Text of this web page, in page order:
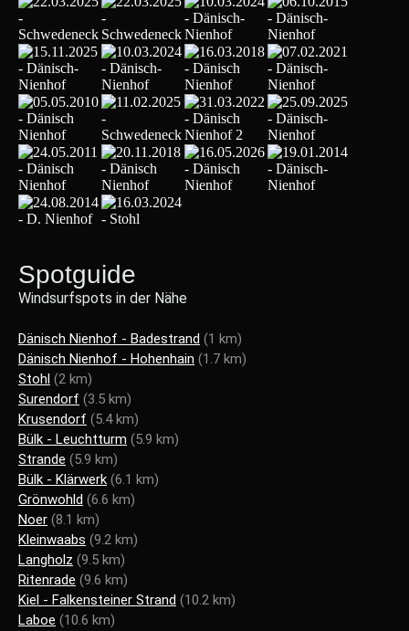
Spotguide
Windsurfspots in der Nähe
Dänisch Nienhof - Badestrand (1 km)
Dänisch Nienhof - Hohenhain (1.7 km)
Stohl (2 km)
Surendorf (3.5 km)
Krusendorf (5.4 km)
Bülk - Leuchtturm (5.9 km)
Strande (5.9 km)
Bülk - Klärwerk (6.1 km)
Grönwohld (6.6 km)
Noer (8.1 km)
Kleinwaabs (9.2 km)
Langholz (9.5 km)
Ritenrade (9.6 km)
Kiel - Falkensteiner Strand (10.2 km)
Laboe (10.6 km)